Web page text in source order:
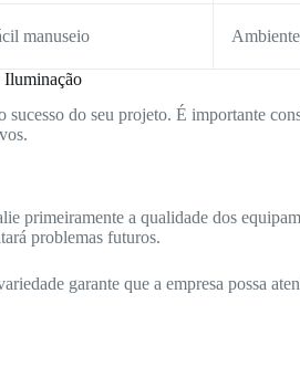
manuseio
Iluminação
do seu projeto. É importante
primeiramente a qualidade dos
problemas futuros.
garante que a empresa possa